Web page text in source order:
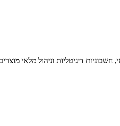
דיגיטליות וניהול מלאי